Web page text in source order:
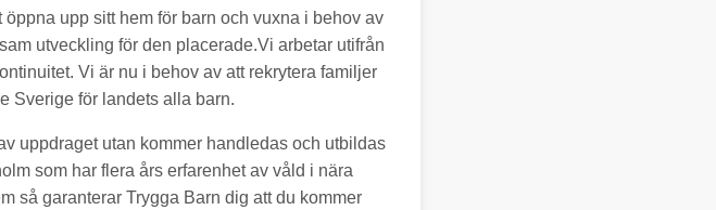
öppna upp sitt hem för barn och vuxna i behov av
utveckling för den placerade.Vi arbetar utifrån
Vi är nu i behov av att rekrytera familjer
Sverige för landets alla barn.
uppdraget utan kommer handledas och utbildas
som har flera års erfarenhet av våld i nära
så garanterar Trygga Barn dig att du kommer